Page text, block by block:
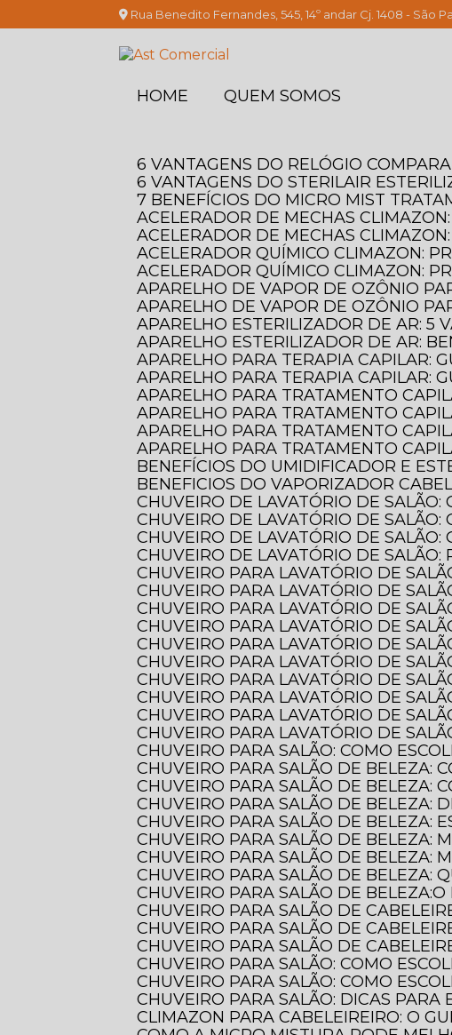
Rua Benedito Fernandes, 545, 14º andar Cj. 1408 - São
HOME
QUEM SOMOS
6 VANTAGENS DO RELÓGIO
6 VANTAGENS DO STERILAIR
7 BENEFÍCIOS DO MICRO MIST
ACELERADOR DE MECHAS
ACELERADOR DE MECHAS
ACELERADOR QUÍMICO CLIMAZON:
ACELERADOR QUÍMICO CLIMAZON:
APARELHO DE VAPOR DE OZÔNIO
APARELHO DE VAPOR DE OZÔNIO
APARELHO ESTERILIZADOR DE AR: 5
APARELHO ESTERILIZADOR DE AR:
APARELHO PARA TERAPIA CAPILAR:
APARELHO PARA TERAPIA CAPILAR:
APARELHO PARA TRATAMENTO
APARELHO PARA TRATAMENTO
APARELHO PARA TRATAMENTO
APARELHO PARA TRATAMENTO
BENEFÍCIOS DO UMIDIFICADOR E
BENEFICIOS DO VAPORIZADOR
CHUVEIRO DE LAVATÓRIO DE
CHUVEIRO DE LAVATÓRIO DE
CHUVEIRO DE LAVATÓRIO DE
CHUVEIRO DE LAVATÓRIO DE
CHUVEIRO PARA LAVATÓRIO DE
CHUVEIRO PARA LAVATÓRIO DE
CHUVEIRO PARA LAVATÓRIO DE
CHUVEIRO PARA LAVATÓRIO DE
CHUVEIRO PARA LAVATÓRIO DE
CHUVEIRO PARA LAVATÓRIO DE
CHUVEIRO PARA LAVATÓRIO DE
CHUVEIRO PARA LAVATÓRIO DE
CHUVEIRO PARA LAVATÓRIO DE
CHUVEIRO PARA LAVATÓRIO DE
CHUVEIRO PARA SALÃO: COMO
CHUVEIRO PARA SALÃO DE BELEZA:
CHUVEIRO PARA SALÃO DE BELEZA:
CHUVEIRO PARA SALÃO DE BELEZA:
CHUVEIRO PARA SALÃO DE BELEZA:
CHUVEIRO PARA SALÃO DE BELEZA:
CHUVEIRO PARA SALÃO DE BELEZA:
CHUVEIRO PARA SALÃO DE BELEZA:
CHUVEIRO PARA SALÃO DE
CHUVEIRO PARA SALÃO DE
CHUVEIRO PARA SALÃO DE
CHUVEIRO PARA SALÃO DE
CHUVEIRO PARA SALÃO: COMO
CHUVEIRO PARA SALÃO: COMO
CHUVEIRO PARA SALÃO: DICAS PARA
CLIMAZON PARA CABELEIREIRO: O